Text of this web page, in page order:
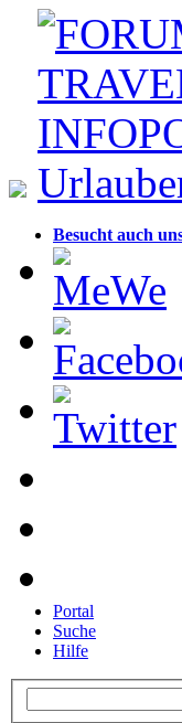
Besucht auch
Portal
Suche
Hilfe